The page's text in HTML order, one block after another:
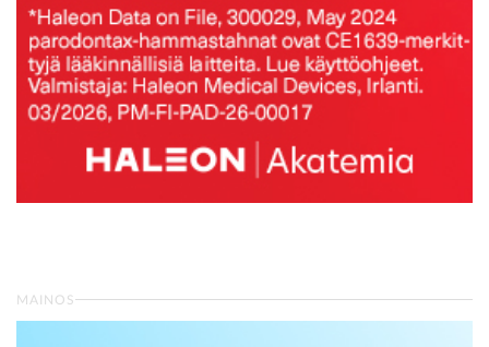
MAINOS